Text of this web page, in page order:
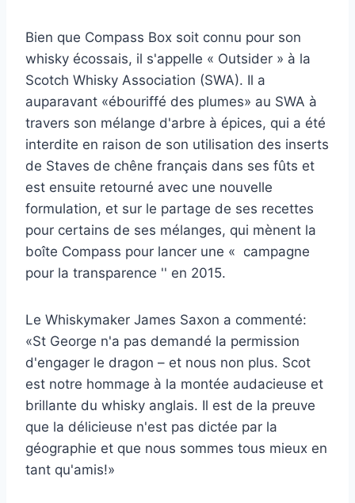
Bien que Compass Box soit connu pour son
whisky écossais, il s'appelle « Outsider » à la
Scotch Whisky Association (SWA). Il a
auparavant «ébouriffé des plumes» au SWA à
travers son mélange d'arbre à épices, qui a été
interdite en raison de son utilisation des inserts
de Staves de chêne français dans ses fûts et
est ensuite retourné avec une nouvelle
formulation, et sur le partage de ses recettes
pour certains de ses mélanges, qui mènent la
boîte Compass pour lancer une « campagne
pour la transparence '' en 2015.
Le Whiskymaker James Saxon a commenté:
«St George n'a pas demandé la permission
d'engager le dragon – et nous non plus. Scot
est notre hommage à la montée audacieuse et
brillante du whisky anglais. Il est de la preuve
que la délicieuse n'est pas dictée par la
géographie et que nous sommes tous mieux en
tant qu'amis!»